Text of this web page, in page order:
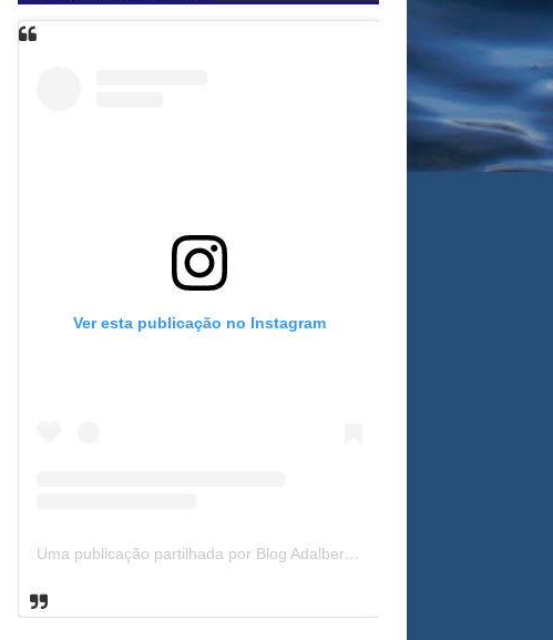
Ver esta publicação no Instagram
Uma publicação partilhada por Blog Adalberto Gomes Noticias (@blogadalbertogomesnoticiass)